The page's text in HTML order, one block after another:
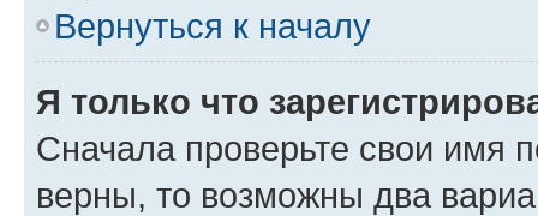
Вернуться к началу
Я только что
Сначала проверьте свои имя
верны, то возможны два